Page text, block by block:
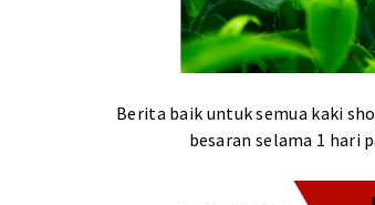
Berita baik untuk semua kaki
besaran selama 1 hari